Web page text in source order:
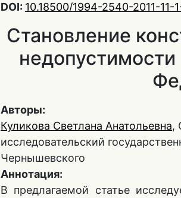
DOI: 10.18500/1994-2540-2011-11-
Становление
Авторы:
Куликова Светлана Анатольевна,
исследовательский
Чернышевского
Аннотация:
В предлагаемой статье